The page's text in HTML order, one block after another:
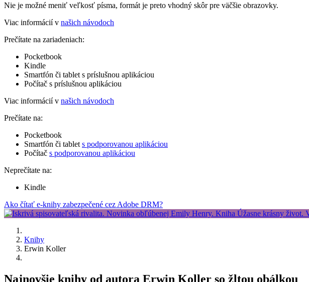
Nie je možné meniť veľkosť písma, formát je preto vhodný skôr pre väčšie obrazovky.
Viac informácií v našich návodoch
Prečítate na zariadeniach:
Pocketbook
Kindle
Smartfón či tablet s príslušnou aplikáciou
Počítač s príslušnou aplikáciou
Viac informácií v našich návodoch
Prečítate na:
Pocketbook
Smartfón či tablet s podporovanou aplikáciou
Počítač s podporovanou aplikáciou
Neprečítate na:
Kindle
Ako čítať e-knihy zabezpečené cez Adobe DRM?
Knihy
Erwin Koller
Najnovšie knihy od autora Erwin Koller so žltou obálkou